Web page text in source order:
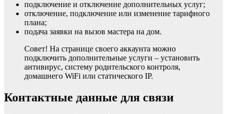
подключение и отключение дополнительных услуг;
отключение, подключение или изменение тарифного
плана;
подача заявки на вызов мастера на дом.
Совет! На странице своего аккаунта можно
подключить дополнительные услуги – установить
антивирус, систему родительского контроля,
домашнего WiFi или статического IP.
Контактные данные для связи